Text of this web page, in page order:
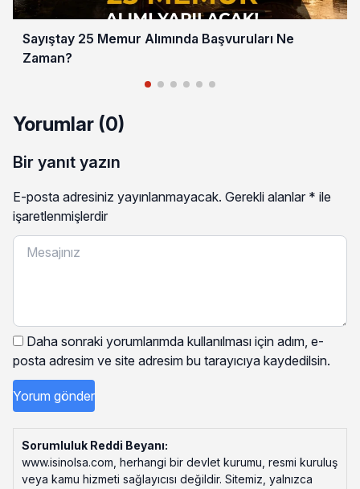
Sayıştay 25 Memur Alımında Başvuruları Ne
Zaman?
Yorumlar (0)
Bir yanıt yazın
E-posta adresiniz yayınlanmayacak. Gerekli alanlar * ile
işaretlenmişlerdir
Daha sonraki yorumlarımda kullanılması için adım, e-
posta adresim ve site adresim bu tarayıcıya kaydedilsin.
Sorumluluk Reddi Beyanı:
www.isinolsa.com, herhangi bir devlet kurumu, resmi kuruluş
veya kamu hizmeti sağlayıcısı değildir. Sitemiz, yalnızca